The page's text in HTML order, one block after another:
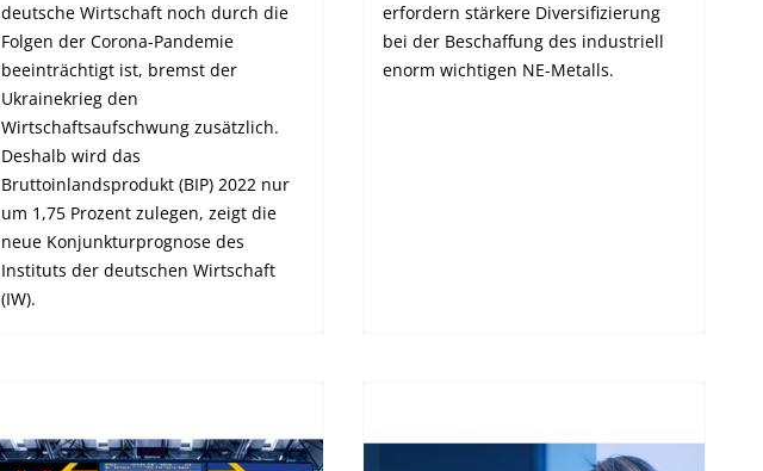
deutsche Wirtschaft noch durch die
Folgen der Corona-Pandemie
beeinträchtigt ist, bremst der
Ukrainekrieg den
Wirtschaftsaufschwung zusätzlich.
Deshalb wird das
Bruttoinlandsprodukt (BIP) 2022 nur
um 1,75 Prozent zulegen, zeigt die
neue Konjunkturprognose des
Instituts der deutschen Wirtschaft
(IW).
erfordern stärkere Diversifizierung
bei der Beschaffung des industriell
enorm wichtigen NE-Metalls.